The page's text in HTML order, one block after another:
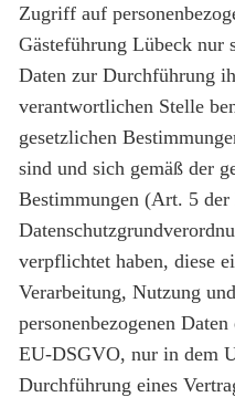
Zugriff auf
Gästeführung Lübeck nur
Daten zur Durchführung
verantwortlichen Stelle
gesetzlichen
sind und sich gemäß der
Bestimmungen (Art. 5 der
verpflichtet haben, diese
Verarbeitung, Nutzung
personenbezogenen
EU-DSGVO, nur in dem
Durchführung eines